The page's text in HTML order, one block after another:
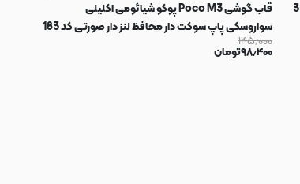
قاب گوشی Poco M3 پوکو شیائومی اکلیلی
سواروسکی پاپ سوکت دار محافظ لنز دار صورتی کد 183
۱۴۵٫۰۰۰
۹۸٫۴۰۰تومان